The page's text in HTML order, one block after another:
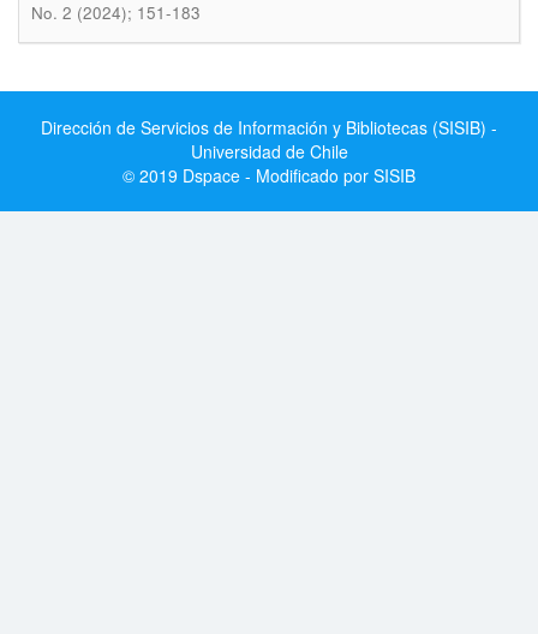
No. 2 (2024); 151-183
Dirección de Servicios de Información y Bibliotecas (SISIB) -
Universidad de Chile
© 2019 Dspace - Modificado por SISIB